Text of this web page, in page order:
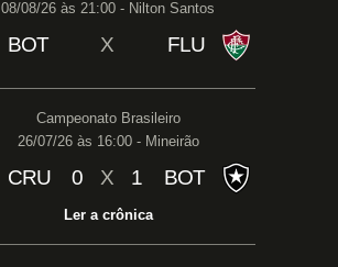
08/08/26 às 21:00 - Nilton Santos
BOT X FLU
Campeonato Brasileiro
26/07/26 às 16:00 - Mineirão
CRU 0 X 1 BOT
Ler a crônica